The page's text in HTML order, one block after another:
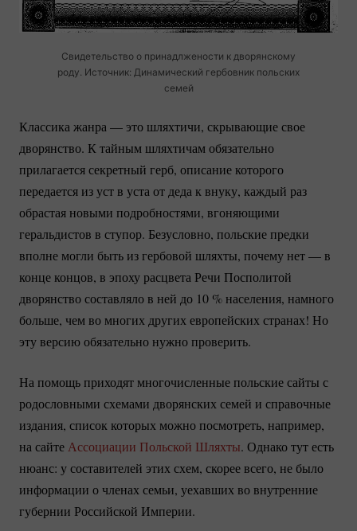
Свидетельство о принадлжености к дворянскому
роду. Источник: Динамический гербовник польских
семей
Классика жанра — это шляхтичи, скрывающие свое
дворянство. К тайным шляхтичам обязательно
прилагается секретный герб, описание которого
передается из уст в уста от деда к внуку, каждый раз
обрастая новыми подробностями, вгоняющими
геральдистов в ступор. Безусловно, польские предки
вполне могли быть из гербовой шляхты, почему нет — в
конце концов, в эпоху расцвета Речи Посполитой
дворянство составляло в ней до 10 %населения, намного
больше, чем во многих других европейских странах! Но
эту версию обязательно нужно проверить.
На помощь приходят многочисленные польские сайты с
родословными схемами дворянских семей и справочные
издания, список которых можно посмотреть, например,
на сайтеАссоциации Польской Шляхты. Однако тут есть
нюанс: у составителей этих схем, скорее всего, не было
информации о членах семьи, уехавших во внутренние
губернии Российской Империи.